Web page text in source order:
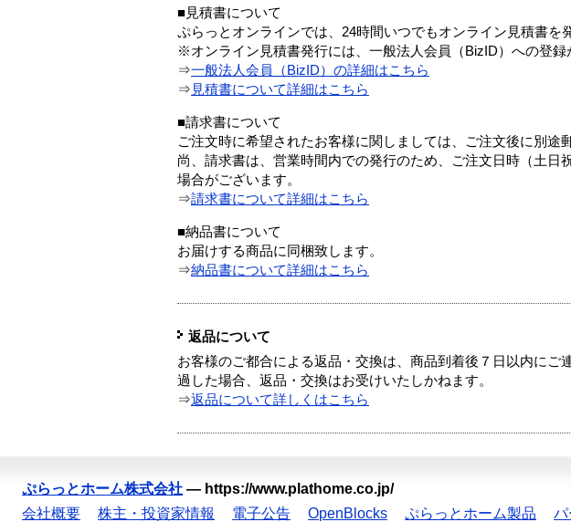
■見積書について
ぷらっとオンラインでは、24時間いつでもオンライン見積書を
※オンライン見積書発行には、一般法人会員（BizID）への登録
⇒一般法人会員（BizID）の詳細はこちら
⇒ 見積書について詳細はこちら
■請求書について
ご注文時に希望されたお客様に関しましては、ご注文後に別途
尚、請求書は、営業時間内での発行のため、ご注文日時（土
場合がございます。
⇒請求書について詳細はこちら
■納品書について
お届けする商品に同梱致します。
⇒納品書について詳細はこちら
返品について
お客様のご都合による返品・交換は、商品到着後７日以内に
過した場合、返品・交換はお受けいたしかねます。
⇒返品について詳しくはこちら
ぷらっとホーム株式会社 — https://www.plathome.co.jp/
会社概要
株主・投資家情報 電子公告 OpenBlocks ぷらっとホーム製品 パ